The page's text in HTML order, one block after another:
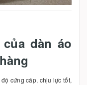
dàn áo
cứng cáp, chịu lực tốt,